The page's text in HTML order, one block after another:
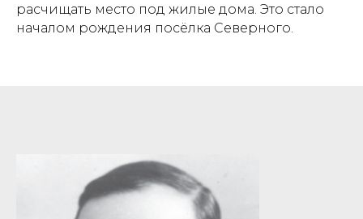
расчищать место под жилые дома. Это стало
началом рождения посёлка Северного.